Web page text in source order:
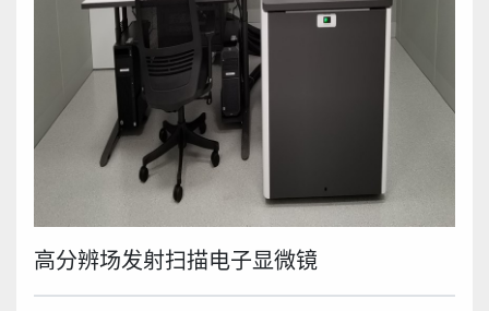
高分辨场发射扫描电子显微镜